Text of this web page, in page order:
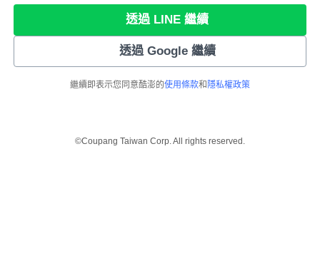
透過 LINE 繼續
透過 Google 繼續
繼續即表示您同意酷澎的使用條款和 隱私權政策
©Coupang Taiwan Corp. All rights reserved.